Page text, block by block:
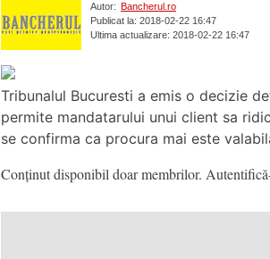
Autor:
Bancherul.ro
Publicat la: 2018-02-22 16:47
Ultima actualizare: 2018-02-22 16:47
Tribunalul Bucuresti a emis o decizie
permite mandatarului unui client sa
se confirma ca procura mai este
Conținut disponibil doar membrilor.